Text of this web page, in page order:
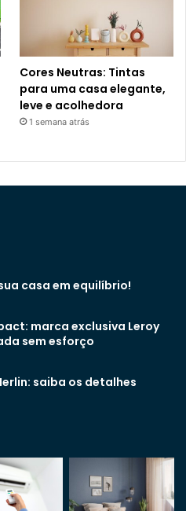
Cores Neutras: Tintas
para uma casa elegante,
leve e acolhedora
1 semana atrás
casa em equilíbrio!
marca exclusiva Leroy
sem esforço
saiba os detalhes